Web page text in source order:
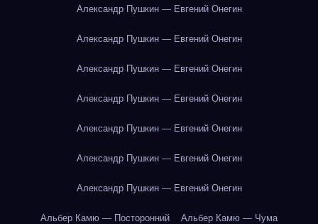
Александр Пушкин — Евгений Онегин
Александр Пушкин — Евгений Онегин
Александр Пушкин — Евгений Онегин
Александр Пушкин — Евгений Онегин
Александр Пушкин — Евгений Онегин
Александр Пушкин — Евгений Онегин
Александр Пушкин — Евгений Онегин
Альбер Камю — Посторонний Альбер Камю — Чума